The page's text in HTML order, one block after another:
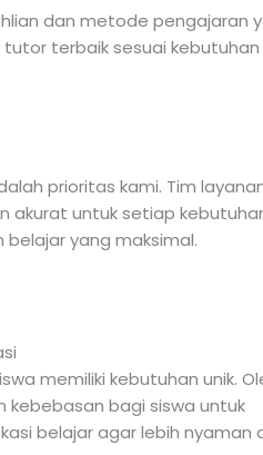
dan metode pengajaran
terbaik sesuai kebutuhan
prioritas kami. Tim
akurat untuk setiap
yang maksimal.
memiliki kebutuhan unik.
kebebasan bagi siswa untuk
belajar agar lebih nyaman